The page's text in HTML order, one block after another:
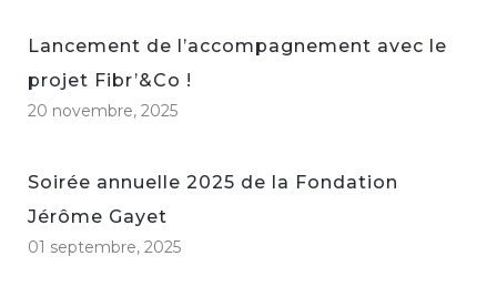
Lancement de l’accompagnement avec le
projet Fibr’&Co !
20 novembre, 2025
Soirée annuelle 2025 de la Fondation
Jérôme Gayet
01 septembre, 2025